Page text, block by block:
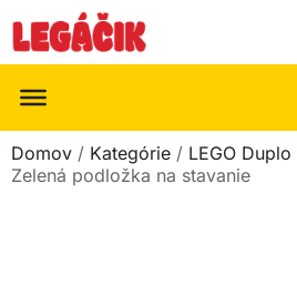
Domov / Kategórie / LEGO Duplo
Zelená podložka na stavanie